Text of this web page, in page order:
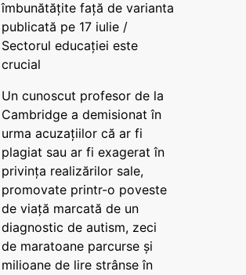
îmbunătățite față de varianta
publicată pe 17 iulie /
Sectorul educației este
crucial
Un cunoscut profesor de la
Cambridge a demisionat în
urma acuzațiilor că ar fi
plagiat sau ar fi exagerat în
privința realizărilor sale,
promovate printr-o poveste
de viață marcată de un
diagnostic de autism, zeci
de maratoane parcurse și
milioane de lire strânse în